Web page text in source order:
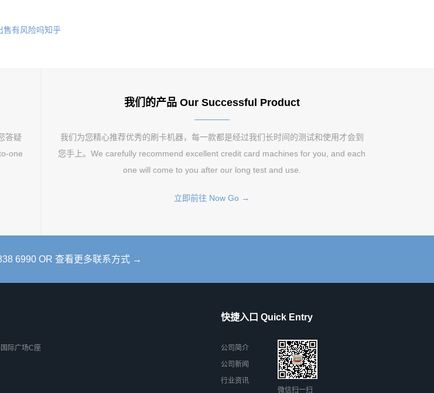
售有风险吗知乎
答疑
one
我们的产品 Our Successful Product
我们为您精心推荐优秀的刷卡机器，每一款都是经过我们长时间的测试和使用才会到
您手上。We carefully recommend excellent credit card machines for you, and each
one will come to you after our long test and use.
立即前往 Now Go →
6990 OR 查看更多联系方式 →
际广场C座
快捷入口 Quick Entry
公司简介
公司新闻
行业资讯
微信扫一扫